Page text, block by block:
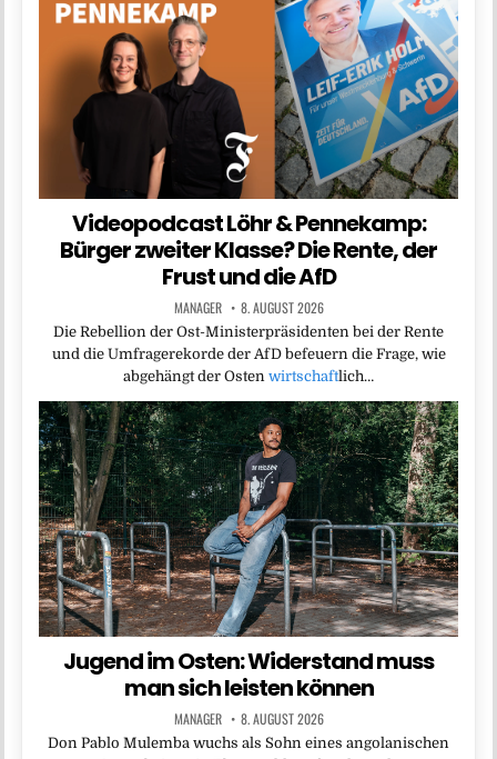
Videopodcast Löhr & Pennekamp:
Bürger zweiter Klasse? Die Rente, der
Frust und die AfD
MANAGER 8. AUGUST 2026
Die Rebellion der Ost-Ministerpräsidenten bei der Rente
und die Umfragerekorde der AfD befeuern die Frage, wie
abgehängt der Osten wirtschaftlich…
Jugend im Osten: Widerstand muss
man sich leisten können
MANAGER 8. AUGUST 2026
Don Pablo Mulemba wuchs als Sohn eines angolanischen